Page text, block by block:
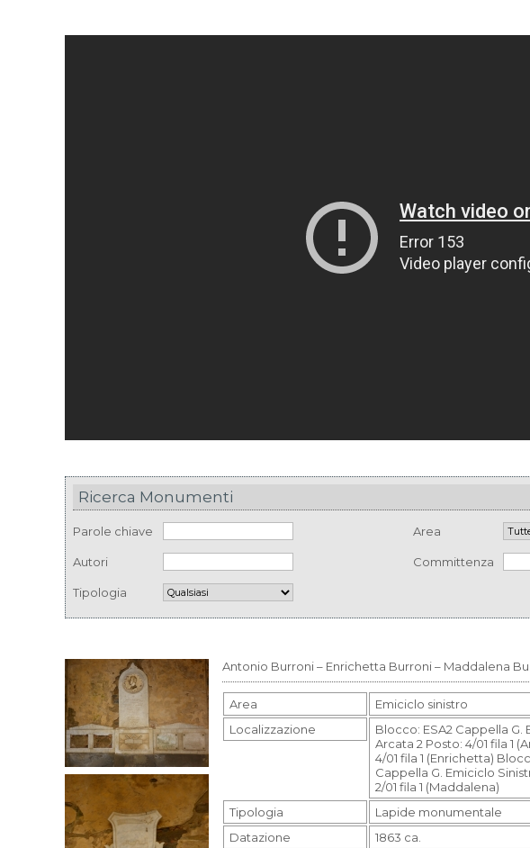
Ricerca Monumenti
Parole chiave Area
Autori Committenza
Tipologia
Antonio Burroni – Enrichetta Burroni – Maddalena
Area
Emiciclo sinistro
Localizzazione
Blocco: ESA2 Cappella G.
Arcata 2 Posto: 4/01 fila 1
4/01 fila 1 (Enrichetta)
Cappella G. Emiciclo
2/01 fila 1 (Maddalena)
Tipologia
Lapide monumentale
Datazione
1863 ca.